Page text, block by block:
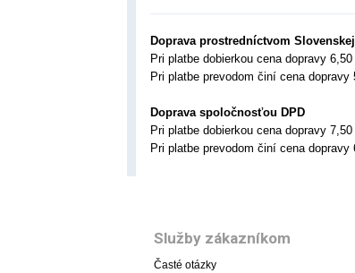
Doprava prostredníctvom
Pri platbe dobierkou cena dopravy 6,50
Pri platbe prevodom činí cena dopravy
Doprava spoločnosťou DPD
Pri platbe dobierkou cena dopravy 7,50
Pri platbe prevodom činí cena dopravy
Služby zákazníkom
Časté otázky